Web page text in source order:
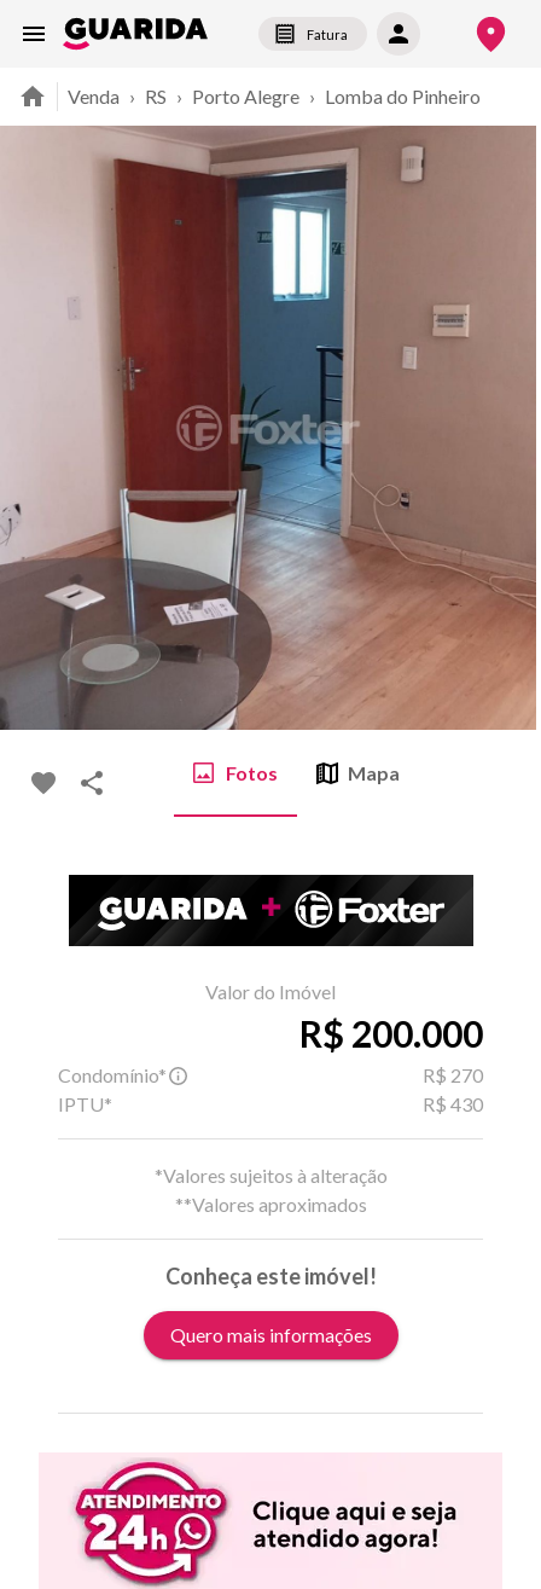
Fatura
Venda › RS › Porto Alegre › Lomba do Pinheiro
Fotos Mapa
Valor do Imóvel
R$ 200.000
Condomínio*
R$ 270
IPTU*
R$ 430
*Valores sujeitos à alteração
**Valores aproximados
Conheça este imóvel!
Quero mais informações